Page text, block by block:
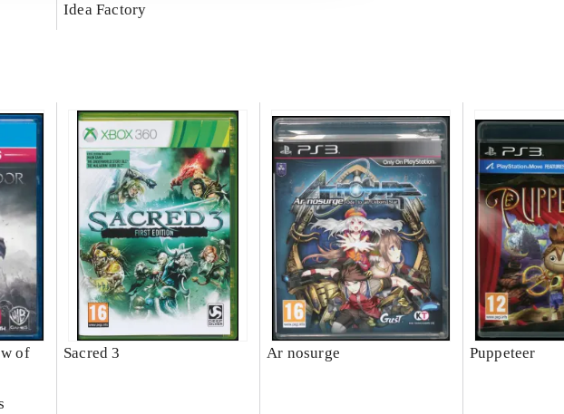
Idea Factory
of
Sacred 3 Ar nosurge Puppeteer